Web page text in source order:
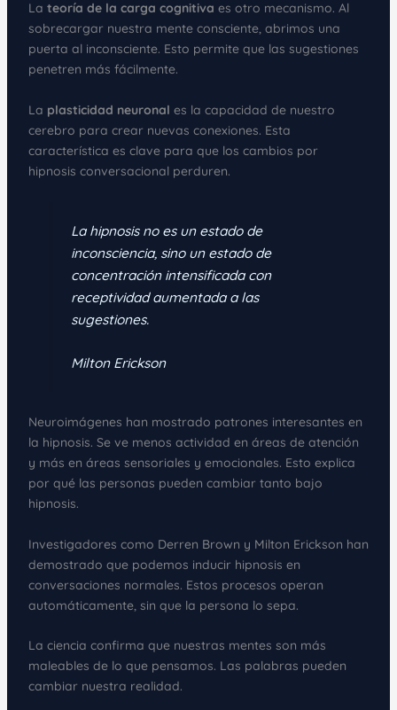
La teoría de la carga cognitiva es otro mecanismo. Al
sobrecargar nuestra mente consciente, abrimos una
puerta al inconsciente. Esto permite que las sugestiones
penetren más fácilmente.
La plasticidad neuronal es la capacidad de nuestro
cerebro para crear nuevas conexiones. Esta
característica es clave para que los cambios por
hipnosis conversacional perduren.
La hipnosis no es un estado de
inconsciencia, sino un estado de
concentración intensificada con
receptividad aumentada a las
sugestiones.
Milton Erickson
Neuroimágenes han mostrado patrones interesantes en
la hipnosis. Se ve menos actividad en áreas de atención
y más en áreas sensoriales y emocionales. Esto explica
por qué las personas pueden cambiar tanto bajo
hipnosis.
Investigadores como Derren Brown y Milton Erickson han
demostrado que podemos inducir hipnosis en
conversaciones normales. Estos procesos operan
automáticamente, sin que la persona lo sepa.
La ciencia confirma que nuestras mentes son más
maleables de lo que pensamos. Las palabras pueden
cambiar nuestra realidad.